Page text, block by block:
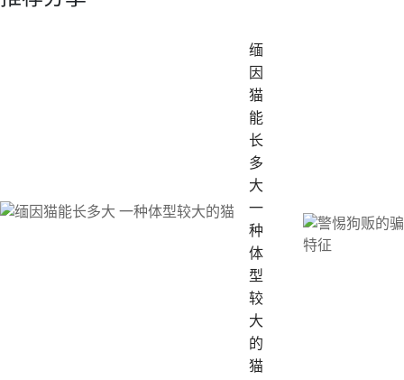
缅
因
猫
能
长
多
大
一
种
体
型
较
大
的
猫